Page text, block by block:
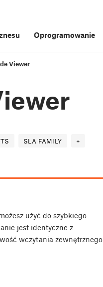
Oprogramowanie
Viewer
SLA FAMILY +
użyć do szybkiego
jest identyczne z
wczytania zewnętrznego